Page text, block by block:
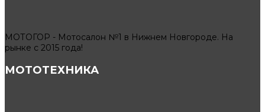
МОТОГОР - Мотосалон №1 в Нижнем Новгороде. На
рынке с 2015 года!
МОТОТЕХНИКА